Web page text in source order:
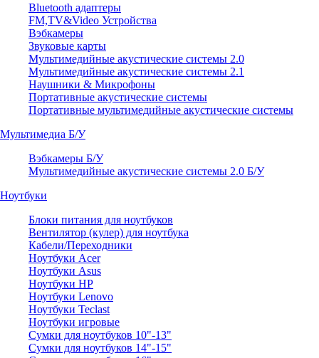
Bluetooth адаптеры
FM,TV&Video Устройства
Вэбкамеры
Звуковые карты
Мультимедийные акустические системы 2.0
Мультимедийные акустические системы 2.1
Наушники & Микрофоны
Портативные акустические системы
Портативные мультимедийные акустические системы
Мультимедиа Б/У
Вэбкамеры Б/У
Мультимедийные акустические системы 2.0 Б/У
Ноутбуки
Блоки питания для ноутбуков
Вентилятор (кулер) для ноутбука
Кабели/Переходники
Ноутбуки Acer
Ноутбуки Asus
Ноутбуки HP
Ноутбуки Lenovo
Ноутбуки Teclast
Ноутбуки игровые
Сумки для ноутбуков 10"-13"
Сумки для ноутбуков 14"-15"